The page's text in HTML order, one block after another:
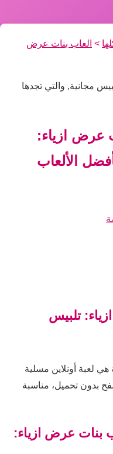
> العاب بنات عرض
مجانية, والتي تجدها
عرض ازياء:
الألعاب
تلبيس
لعبة أونلاين مسلية
بدون تحميل، مناسبة
بنات عرض ازياء: